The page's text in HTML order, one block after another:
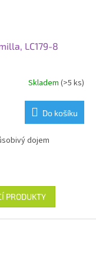
LC179-8
Skladem (>5 ks)
Do košíku
dojem
PRODUKTY